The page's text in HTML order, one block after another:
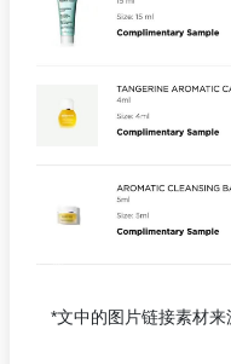
*文中的图片链接素材